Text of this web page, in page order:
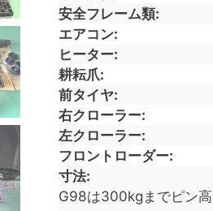
安全フレーム類
エアコン
ヒーター
耕耘爪
前タイヤ
右クローラー
左クローラー
フロントローダー
寸法
G98は300kgまでピン